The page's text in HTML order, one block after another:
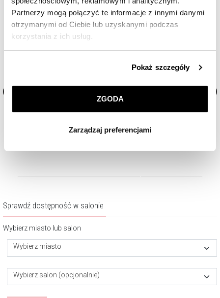
Partnerzy mogą połączyć te informacje z innymi danymi
otrzymanymi od Ciebie lub uzyskanymi podczas
korzystania z ich usług.
przez nas plików cookie znajdziesz wPolityce
korzystamy. Możesz również wybrać jaki rodzaj plików
Pokaż szczegóły
ZGODA
Zarządzaj preferencjami
Sprawdź dostępność w salonie
Wybierz miasto lub salon
Wybierz miasto
Wybierz salon (opcjonalnie)